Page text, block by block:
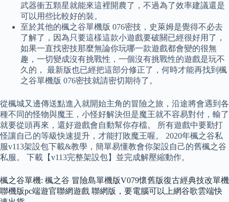
武器衝五顆星就能來這裡開農了，不過為了效率建議還是
可以用些比較好的裝。
至於其他的楓之谷單機版 076密技，史萊姆是覺得不必去
了解了，因為只要這樣這款小遊戲要破關已經很好用了，
如果一直找密技那麼無論你玩哪一款遊戲都會變的很無
趣，一切變成沒有挑戰性，一個沒有挑戰性的遊戲是玩不
久的， 最新版也已經把這部分修正了，何時才能再找到楓
之谷單機版 076密技就請密切期待了。
從楓城又邊傳送點進入就開始主角的冒險之旅，沿途將會遇到各
種不同的怪物與魔王，小怪好解決但是魔王就不容易對付，輸了
就要從頭再來，還好遊戲會自動幫你存檔。 所有遊戲中要勤打
怪讓自己的等級快速提升，才能打敗魔王喔。 2020年楓之谷私
服v113架設包下載&教學，簡單易懂教會你架設自己的舊楓之谷
私服。 下載【v113完整架設包】並完成解壓縮動作。
楓之谷單機: 楓之谷 冒險島單機版V079懷舊版復古經典技改單機
聯機版pc端遊官聯網遊戲 聯網版，要電腦可以上網谷歌雲端快